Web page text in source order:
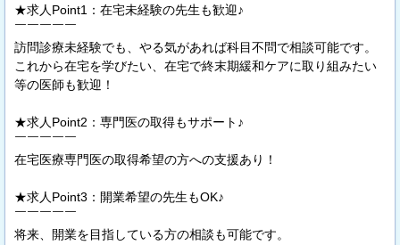
★求人Point1：在宅未経験の先生も歓迎♪
￣￣￣￣￣
訪問診療未経験でも、やる気があれば科目不問で相談可能です。
これから在宅を学びたい、在宅で終末期緩和ケアに取り組みたい
等の医師も歓迎！
★求人Point2：専門医の取得もサポート♪
￣￣￣￣￣
在宅医療専門医の取得希望の方への支援あり！
★求人Point3：開業希望の先生もOK♪
￣￣￣￣￣
将来、開業を目指している方の相談も可能です。